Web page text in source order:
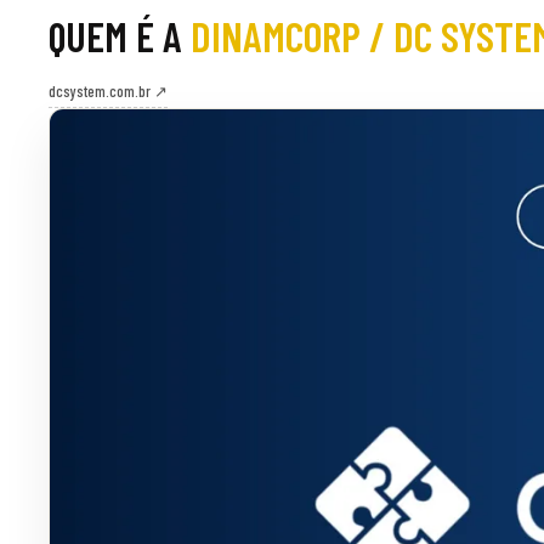
QUEM É A DINAMCORP / DC
dcsystem.com.br ↗